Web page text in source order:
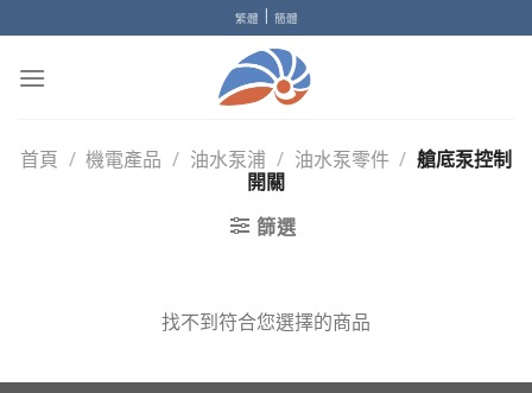
to
content
繁體 | 簡體
首頁 / 機電產品 / 油水泵浦 / 油水泵零件 / 艙底泵控制
開關
篩選
找不到符合您選擇的商品